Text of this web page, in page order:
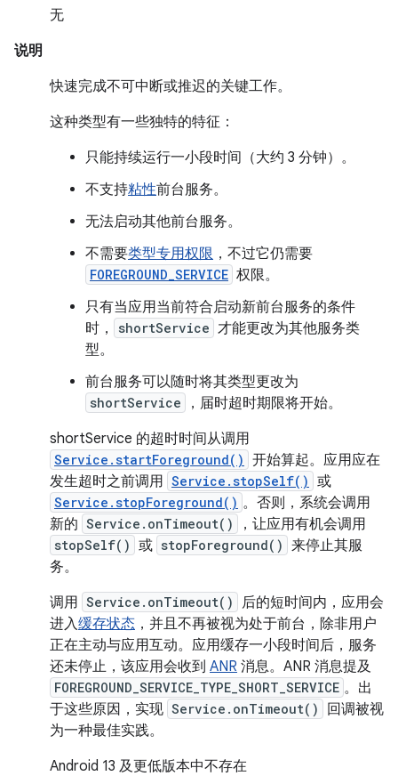
无
说明
快速完成不可中断或推迟的关键工作。
这种类型有一些独特的特征：
只能持续运行一小段时间（大约 3 分钟）。
不支持粘性前台服务。
无法启动其他前台服务。
不需要类型专用权限 ，不过它仍需要
FOREGROUND_SERVICE 权限。
只有当应用当前符合启动新前台服务的条件
时，
shortService 才能更改为其他服务类
型。
前台服务可以随时将其类型更改为
shortService
，届时超时期限将开始。
shortService 的超时时间从调用
Service.startForeground() 开始算起。应用应在
发生超时之前调用 Service.stopSelf() 或
Service.stopForeground() 。否则，系统会调用
新的 Service.onTimeout() ，让应用有机会调用
stopSelf() 或 stopForeground() 来停止其服
务。
调用 Service.onTimeout()
后的短时间内，应用会
进入缓存状态 ，并且不再被视为处于前台，除非用户
正在主动与应用互动。应用缓存一小段时间后，服务
还未停止，该应用会收到 ANR 消息。ANR 消息提及
FOREGROUND_SERVICE_TYPE_SHORT_SERVICE 。出
于这些原因，实现 Service.onTimeout()
回调被视
为一种最佳实践。
Android 13 及更低版本中不存在